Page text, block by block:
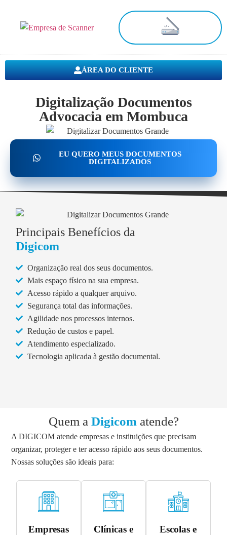
ÁREA DO CLIENTE
Digitalização Documentos
Advocacia em Mombuca
EU QUERO MEUS DOCUMENTOS
DIGITALIZADOS
Principais Benefícios da
Digicom
Organização real dos seus documentos.
Mais espaço físico na sua empresa.
Acesso rápido a qualquer arquivo.
Segurança total das informações.
Agilidade nos processos internos.
Redução de custos e papel.
Atendimento especializado.
Tecnologia aplicada à gestão documental.
Quem a Digicom atende?
A DIGICOM atende empresas e instituições que precisam
organizar, proteger e ter acesso rápido aos seus documentos.
Nossas soluções são ideais para:
Empresas
Clínicas e
Escolas e